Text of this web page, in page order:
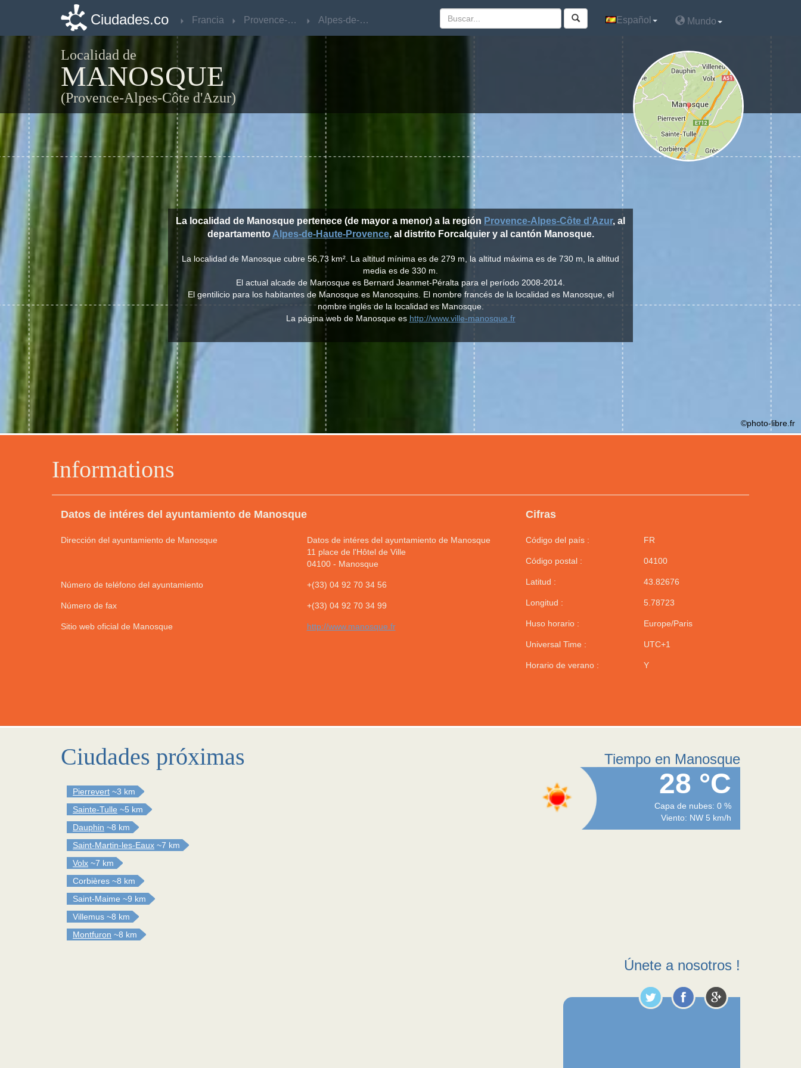
Ciudades.co Francia Provence-Alpes-Côte d'Azur Alpes-de-Haute-Provence Español Mundo
Localidad de
MANOSQUE
(Provence-Alpes-Côte d'Azur)
Informations
Datos de intéres del ayuntamiento de Manosque
Dirección del ayuntamiento de Manosque
Datos de intéres del ayuntamiento de Manosque
11 place de l'Hôtel de Ville
04100- Manosque
Número de teléfono del ayuntamiento +(33) 04 92 70 34 56
Número de fax +(33) 04 92 70 34 99
Sitio web oficial de Manosque http://www.manosque.fr
Cifras
Código del país : FR
Código postal : 04100
Latitud : 43.82676
Longitud : 5.78723
Huso horario : Europe/Paris
Universal Time : UTC+1
Horario de verano : Y
La localidad de Manosque pertenece (de mayor a menor) a la región Provence-Alpes-Côte d'Azur, al
departamento Alpes-de-Haute-Provence, al distrito Forcalquier y al cantón Manosque.
La localidad de Manosque cubre 56,73 km². La altitud mínima es de 279 m, la altitud máxima es de 730 m, la altitud
media es de 330 m.
El actual alcade de Manosque es Bernard Jeanmet-Péralta para el período 2008-2014.
El gentilicio para los habitantes de Manosque es Manosquins. El nombre francés de la localidad es Manosque, el
nombre inglés de la localidad es Manosque.
La página web de Manosque es http://www.ville-manosque.fr
©photo-libre.fr
Ciudades próximas
Pierrevert ~3 km
Sainte-Tulle ~5 km
Dauphin ~8 km
Saint-Martin-les-Eaux ~7 km
Volx ~7 km
Corbières ~8 km
Saint-Maime ~9 km
Villemus ~8 km
Montfuron ~8 km
Tiempo en Manosque
28 °C
Capa de nubes: 0 %
Viento: NW 5 km/h
Únete a nosotros !
Ciudades.co Francia Provence-Alpes-Côte d'Azur Alpes-de-Haute-Provence Español Mundo